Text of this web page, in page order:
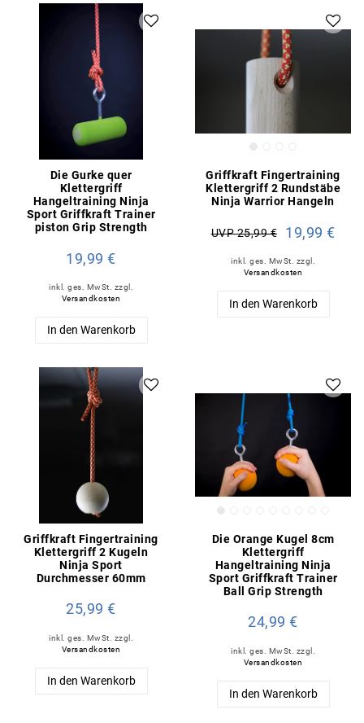
Die Gurke quer
Klettergriff
Hangeltraining Ninja
Sport Griffkraft Trainer
piston Grip Strength
19,99 €
inkl. ges. MwSt. zzgl.
Versandkosten
In den Warenkorb
Griffkraft Fingertraining
Klettergriff 2 Rundstäbe
Ninja Warrior Hangeln
UVP 25,99 € 19,99 €
inkl. ges. MwSt. zzgl.
Versandkosten
In den Warenkorb
Griffkraft Fingertraining
Klettergriff 2 Kugeln
Ninja Sport
Durchmesser 60mm
25,99 €
inkl. ges. MwSt.
zzgl.
Versandkosten
In den Warenkorb
Die Orange Kugel 8cm
Klettergriff
Hangeltraining Ninja
Sport Griffkraft Trainer
Ball Grip Strength
24,99 €
inkl. ges. MwSt.
zzgl.
Versandkosten
In den Warenkorb